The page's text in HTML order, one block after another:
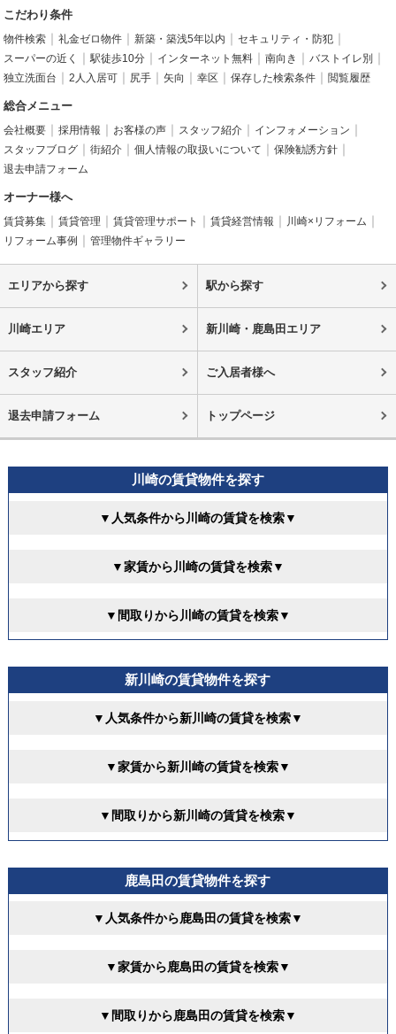
こだわり条件
物件検索 礼金ゼロ物件 新築・築浅5年以内
セキュリティ・防犯
スーパーの近く
駅徒歩10分 インターネット無料 南向き
バストイレ別
独立洗面台
2人入居可 尻手 矢向 幸区 保存した検索条件 閲覧履歴
総合メニュー
会社概要 採用情報 お客様の声 スタッフ紹介
インフォメーション
スタッフブログ
街紹介 個人情報の取扱いについて
保険勧誘方針
退去申請フォーム
オーナー様へ
賃貸募集 賃貸管理 賃貸管理サポート 賃貸経営情報
川崎×リフォーム
リフォーム事例
管理物件ギャラリー
エリアから探す 駅から探す
川崎エリア 新川崎・鹿島田エリア
スタッフ紹介 ご入居者様へ
退去申請フォーム トップページ
川崎の賃貸物件を探す
▼人気条件から川崎の賃貸を検索▼
▼家賃から川崎の賃貸を検索▼
▼間取りから川崎の賃貸を検索▼
新川崎の賃貸物件を探す
▼人気条件から新川崎の賃貸を検索▼
▼家賃から新川崎の賃貸を検索▼
▼間取りから新川崎の賃貸を検索▼
鹿島田の賃貸物件を探す
▼人気条件から鹿島田の賃貸を検索▼
▼家賃から鹿島田の賃貸を検索▼
▼間取りから鹿島田の賃貸を検索▼